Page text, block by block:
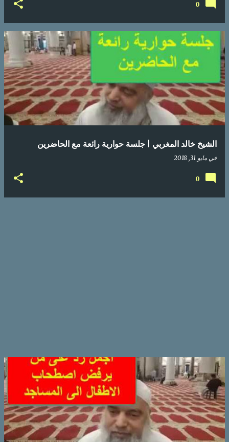
0
الشيخ خالد المغربي | جلسة حوارية رائعة مع الحاضرين
في مايو 31, 2018
0